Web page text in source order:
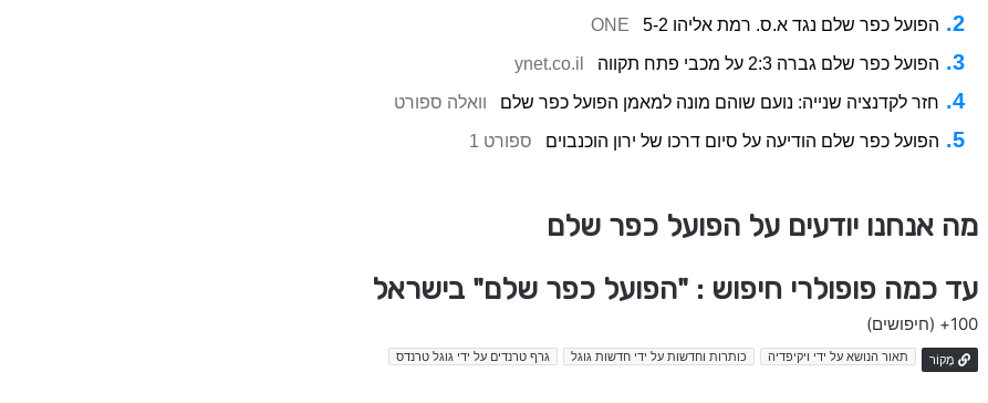
הפועל כפר שלם נגד א.ס. רמת אליהו 5-2 ONE
הפועל כפר שלם גברה 2:3 על מכבי פתח תקווה ynet.co.il
חזר לקדנציה שנייה: נועם שוהם מונה למאמן הפועל כפר שלם וואלה ספורט
הפועל כפר שלם הודיעה על סיום דרכו של ירון הוכנבוים ספורט 1
מה אנחנו יודעים על הפועל כפר שלם
עד כמה פופולרי חיפוש : "הפועל כפר שלם" בישראל
100+ (חיפושים)
מָקוֹר תאור הנושא על ידי ויקיפדיה כותרות וחדשות על ידי חדשות גוגל גרף טרנדים על ידי גוגל טרנדס